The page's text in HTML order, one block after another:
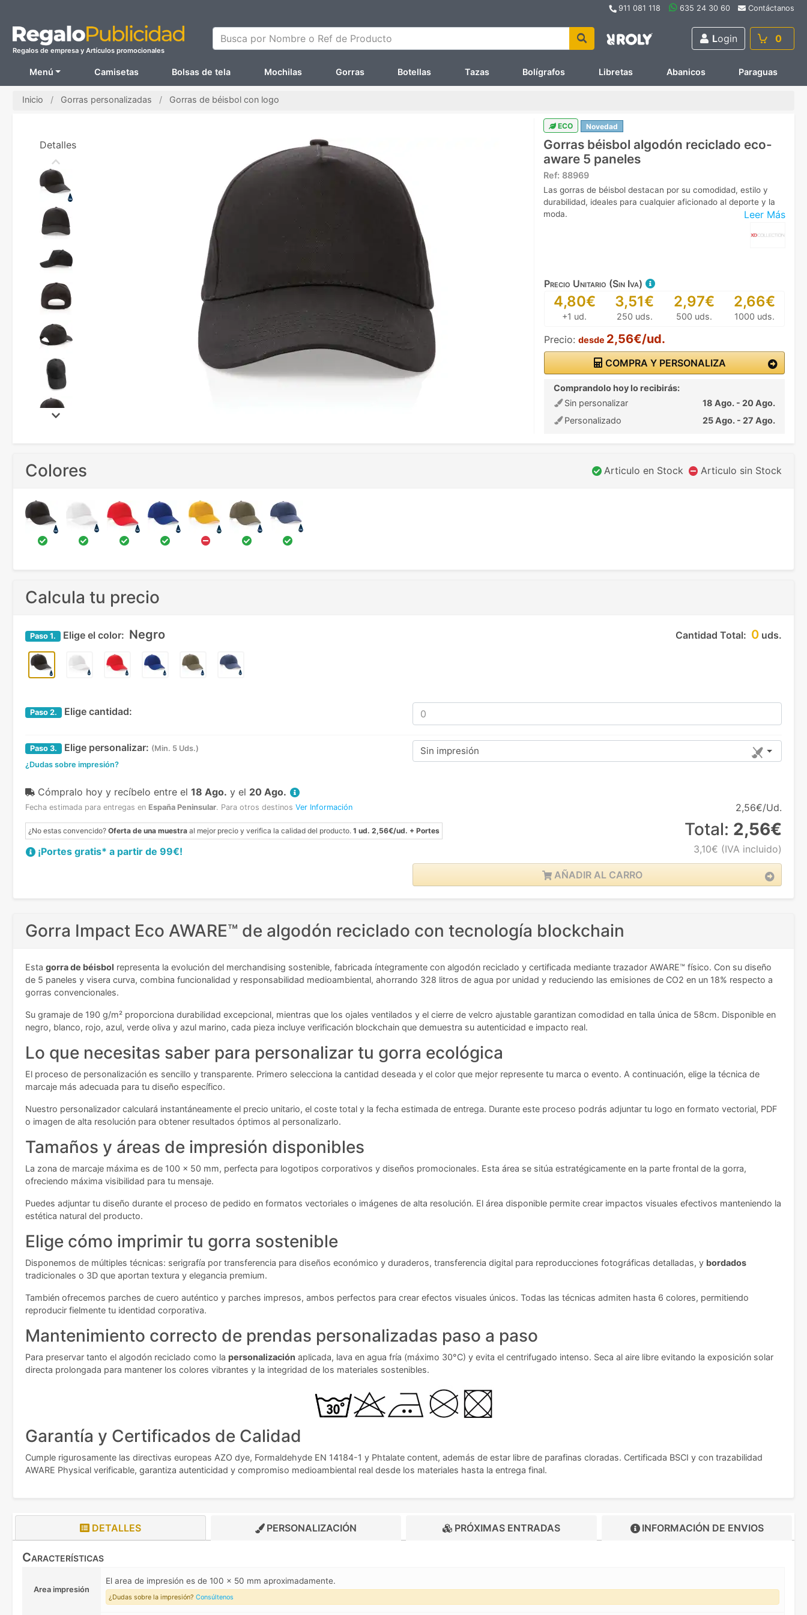
911 081 118 635 24 30 60 Contáctanos
Regalos de empresa y Artículos promocionales
Busca por Nombre o Ref de Producto Login 0
Menú Camisetas Bolsas de tela Mochilas Gorras Botellas Tazas Bolígrafos Libretas Abanicos Paraguas
Inicio Gorras personalizadas Gorras de béisbol con logo
ECO Novedad
Gorras béisbol algodón reciclado eco-
aware 5 paneles
Ref: 88969
Leer Más
Las gorras de béisbol destacan por su comodidad, estilo y
durabilidad, ideales para cualquier aficionado al deporte y la
moda.
Precio Unitario (Sin Iva)
4,80€
+1 ud.
3,51€
250 uds.
2,97€
500 uds.
2,66€
1000 uds.
Precio: desde 2,56€/ud.
COMPRA Y PERSONALIZA
Comprandolo hoy lo recibirás:
Sin personalizar
18 Ago. - 20 Ago.
Personalizado
25 Ago. - 27 Ago.
Detalles
Colores Articulo en Stock Articulo sin Stock
Calcula tu precio
Cantidad Total: 0 uds.
Paso 1. Elige el color: Negro
Paso 2. Elige cantidad:
Paso 3. Elige personalizar: (Min. 5 Uds.)
¿Dudas sobre impresión?
Sin impresión
Cómpralo hoy y recíbelo entre el 18 Ago. y el 20 Ago.
Fecha estimada para entregas en España Peninsular. Para otros destinos Ver Información
¿No estas convencido? Oferta de una muestra al mejor precio y verifica la calidad del producto. 1 ud. 2,56€/ud. + Portes
¡Portes gratis* a partir de 99€!
2,56€/Ud.
Total: 2,56€
3,10€ (IVA incluido)
AÑADIR AL CARRO
Gorra Impact Eco AWARE™ de algodón reciclado con tecnología blockchain
Esta gorra de béisbol representa la evolución del merchandising sostenible, fabricada íntegramente con algodón reciclado y certificada mediante trazador AWARE™ físico. Con su diseño
de 5 paneles y visera curva, combina funcionalidad y responsabilidad medioambiental, ahorrando 328 litros de agua por unidad y reduciendo las emisiones de CO2 en un 18% respecto a
gorras convencionales.
Su gramaje de 190 g/m² proporciona durabilidad excepcional, mientras que los ojales ventilados y el cierre de velcro ajustable garantizan comodidad en talla única de 58cm. Disponible en
negro, blanco, rojo, azul, verde oliva y azul marino, cada pieza incluye verificación blockchain que demuestra su autenticidad e impacto real.
Lo que necesitas saber para personalizar tu gorra ecológica
El proceso de personalización es sencillo y transparente. Primero selecciona la cantidad deseada y el color que mejor represente tu marca o evento. A continuación, elige la técnica de
marcaje más adecuada para tu diseño específico.
Nuestro personalizador calculará instantáneamente el precio unitario, el coste total y la fecha estimada de entrega. Durante este proceso podrás adjuntar tu logo en formato vectorial, PDF
o imagen de alta resolución para obtener resultados óptimos al personalizarlo.
Tamaños y áreas de impresión disponibles
La zona de marcaje máxima es de 100 x 50 mm, perfecta para logotipos corporativos y diseños promocionales. Esta área se sitúa estratégicamente en la parte frontal de la gorra,
ofreciendo máxima visibilidad para tu mensaje.
Puedes adjuntar tu diseño durante el proceso de pedido en formatos vectoriales o imágenes de alta resolución. El área disponible permite crear impactos visuales efectivos manteniendo la
estética natural del producto.
Elige cómo imprimir tu gorra sostenible
Disponemos de múltiples técnicas: serigrafía por transferencia para diseños económico y duraderos, transferencia digital para reproducciones fotográficas detalladas, y bordados
tradicionales o 3D que aportan textura y elegancia premium.
También ofrecemos parches de cuero auténtico y parches impresos, ambos perfectos para crear efectos visuales únicos. Todas las técnicas admiten hasta 6 colores, permitiendo
reproducir fielmente tu identidad corporativa.
Mantenimiento correcto de prendas personalizadas paso a paso
Para preservar tanto el algodón reciclado como la personalización aplicada, lava en agua fría (máximo 30°C) y evita el centrifugado intenso. Seca al aire libre evitando la exposición solar
directa prolongada para mantener los colores vibrantes y la integridad de los materiales sostenibles.
Garantía y Certificados de Calidad
Cumple rigurosamente las directivas europeas AZO dye, Formaldehyde EN 14184-1 y Phtalate content, además de estar libre de parafinas cloradas. Certificada BSCI y con trazabilidad
AWARE Physical verificable, garantiza autenticidad y compromiso medioambiental real desde los materiales hasta la entrega final.
DETALLES PERSONALIZACIÓN PRÓXIMAS ENTRADAS INFORMACIÓN DE ENVIOS
Características
Area impresión
El area de impresión es de 100 x 50 mm aproximadamente.
¿Dudas sobre la impresión? Consúltenos